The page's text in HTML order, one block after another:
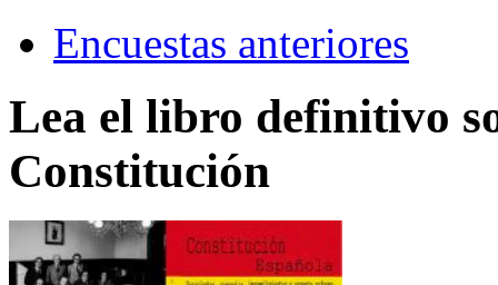
Encuestas anteriores
Lea el libro definitivo
Constitución